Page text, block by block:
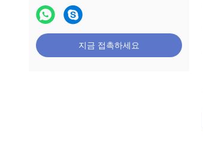
지금 접촉하세요